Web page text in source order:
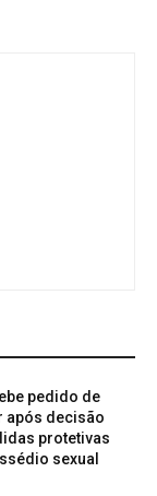
pedido de
após decisão
protetivas
sexual